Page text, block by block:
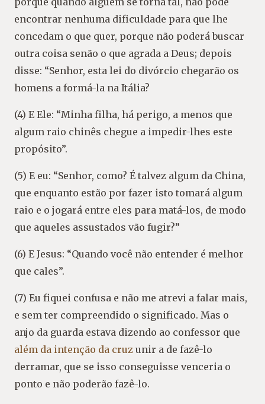
encontrar nenhuma dificuldade para que lhe
concedam o que quer, porque não poderá buscar
outra coisa senão o que agrada a Deus; depois
disse: “Senhor, esta lei do divórcio chegarão os
homens a formá-la na Itália?
(4) E Ele: “Minha filha, há perigo, a menos que
algum raio chinês chegue a impedir-lhes este
propósito”.
(5) E eu: “Senhor, como? É talvez algum da China,
que enquanto estão por fazer isto tomará algum
raio e o jogará entre eles para matá-los, de modo
que aqueles assustados vão fugir?”
(6) E Jesus: “Quando você não entender é melhor
que cales”.
(7) Eu fiquei confusa e não me atrevi a falar mais,
e sem ter compreendido o significado. Mas o
anjo da guarda estava dizendo ao confessor que
além da intenção da cruz unir a de fazê-lo
derramar, que se isso conseguisse venceria o
ponto e não poderão fazê-lo.